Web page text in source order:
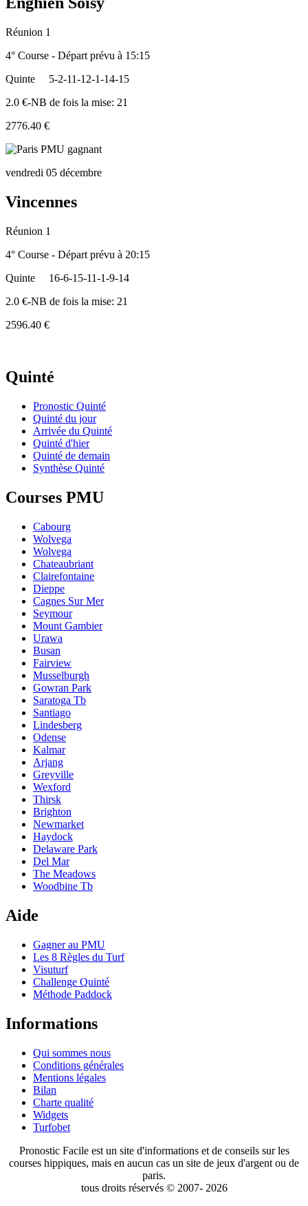
Réunion 1
4° Course - Départ prévu à 15:15
Quinte
5-2-11-12-1-14-15
2.0 €-NB de fois la mise: 21
2776.40 €
vendredi 05 décembre
Vincennes
Réunion 1
4° Course - Départ prévu à 20:15
Quinte
16-6-15-11-1-9-14
2.0 €-NB de fois la mise: 21
2596.40 €
Quinté
Pronostic Quinté
Quinté du jour
Arrivée du Quinté
Quinté d'hier
Quinté de demain
Synthèse Quinté
Courses PMU
Cabourg
Wolvega
Wolvega
Chateaubriant
Clairefontaine
Dieppe
Cagnes Sur Mer
Seymour
Mount Gambier
Urawa
Busan
Fairview
Musselburgh
Gowran Park
Saratoga Tb
Santiago
Lindesberg
Odense
Kalmar
Arjang
Greyville
Wexford
Thirsk
Brighton
Newmarket
Haydock
Delaware Park
Del Mar
The Meadows
Woodbine Tb
Aide
Gagner au PMU
Les 8 Règles du Turf
Visuturf
Challenge Quinté
Méthode Paddock
Informations
Qui sommes nous
Conditions générales
Mentions légales
Bilan
Charte qualité
Widgets
Turfobet
Pronostic Facile est un site d'informations et de conseils sur les
courses hippiques, mais en aucun cas un site de jeux d'argent ou de
paris.
tous droits réservés © 2007- 2026